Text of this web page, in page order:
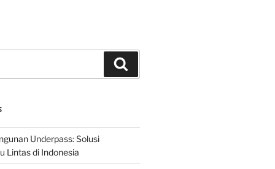
Underpass: Solusi
Lintas di Indonesia